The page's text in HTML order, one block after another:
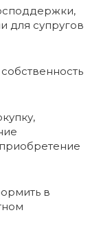
для супругов
в